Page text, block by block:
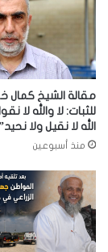
مقالة الشيخ كمال
للثبات: لا والله لا
الله لا نقيل ولا
منذ أسبوعين